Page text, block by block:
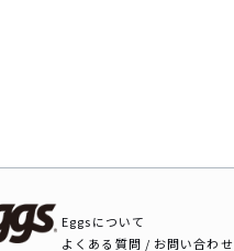
Eggsについて
よくある質問 / お問い合わせ